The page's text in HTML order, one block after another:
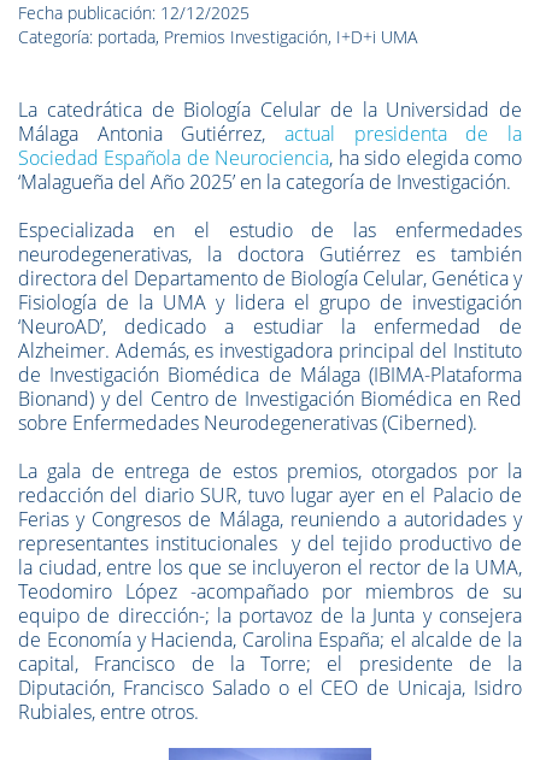
Fecha publicación: 12/12/2025
Categoría: portada, Premios Investigación, I+D+i UMA
La catedrática de Biología Celular de la Universidad de
Málaga Antonia Gutiérrez, actual presidenta de la
Sociedad Española de Neurociencia, ha sido elegida como
‘Malagueña del Año 2025’ en la categoría de Investigación.
Especializada en el estudio de las enfermedades
neurodegenerativas, la doctora Gutiérrez es también
directora del Departamento de Biología Celular, Genética y
Fisiología de la UMA y lidera el grupo de investigación
‘NeuroAD’, dedicado a estudiar la enfermedad de
Alzheimer. Además, es investigadora principal del Instituto
de Investigación Biomédica de Málaga (IBIMA-Plataforma
Bionand) y del Centro de Investigación Biomédica en Red
sobre Enfermedades Neurodegenerativas (Ciberned).
La gala de entrega de estos premios, otorgados por la
redacción del diario SUR, tuvo lugar ayer en el Palacio de
Ferias y Congresos de Málaga, reuniendo a autoridades y
representantes institucionales y del tejido productivo de
la ciudad, entre los que se incluyeron el rector de la UMA,
Teodomiro López -acompañado por miembros de su
equipo de dirección-; la portavoz de la Junta y consejera
de Economía y Hacienda, Carolina España; el alcalde de la
capital, Francisco de la Torre; el presidente de la
Diputación, Francisco Salado o el CEO de Unicaja, Isidro
Rubiales, entre otros.